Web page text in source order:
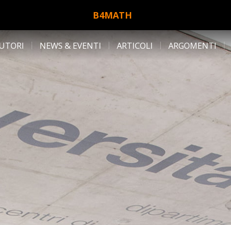
B4MATH
NEWS & EVENTI ARTICOLI ARGOMENTI